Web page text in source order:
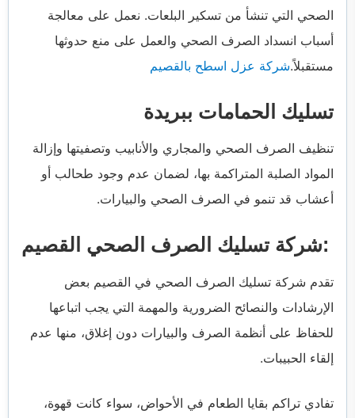
الصحي التي تنشأ من تسكير البلعات. نعمل على معالجة
أسباب انسداد الصرف الصحي والعمل على منع حدوثها
مستقبلاً.شركة عزل اسطح بالقصيم
تسليك الحمامات ببريدة
تنظيف الصرف الصحي والمجاري والأنابيب وتصفيتها وإزالة
المواد الصلبة المتراكمة بها، لضمان عدم وجود طحالب أو
أعشاب قد تنمو في الصرف الصحي والبيارات.
شركة تسليك الصرف الصحي القصيم:
تقدم شركة تسليك الصرف الصحي في القصيم بعض
الإرشادات والنصائح الضرورية والمهمة التي يجب اتباعها
للحفاظ على أنظمة الصرف والبيارات دون إغلاق، منها عدم
إلقاء الحبيبات.
تفادي تراكم بقايا الطعام في الأحواض، سواء كانت قهوة،